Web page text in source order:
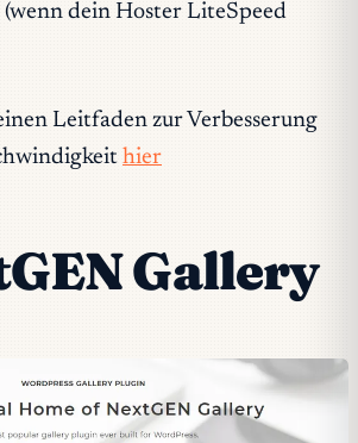
(wenn dein Hoster LiteSpeed
Leitfaden zur Verbesserung
hier
Gallery